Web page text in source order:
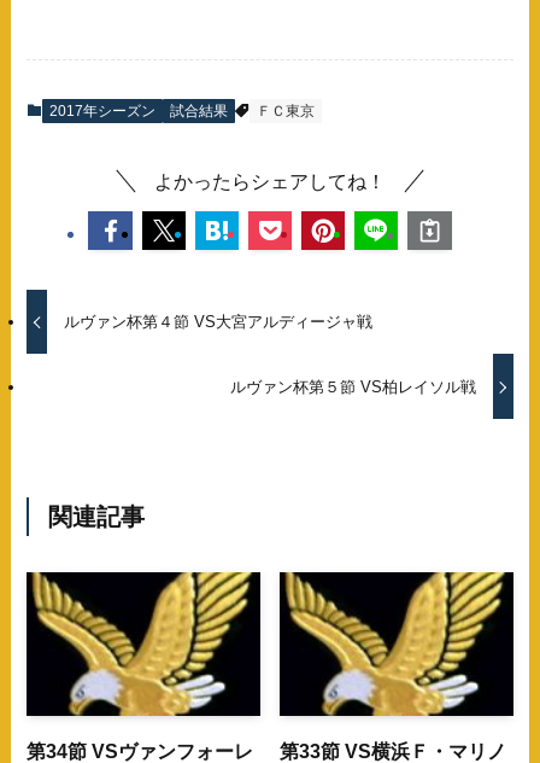
2017年シーズン 試合結果 ＦＣ東京
よかったらシェアしてね！
ルヴァン杯第４節 VS大宮アルディージャ戦
ルヴァン杯第５節 VS柏レイソル戦
関連記事
第34節 VSヴァンフォーレ
第33節 VS横浜Ｆ・マリノ